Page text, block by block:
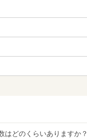
はどのくらいありますか？